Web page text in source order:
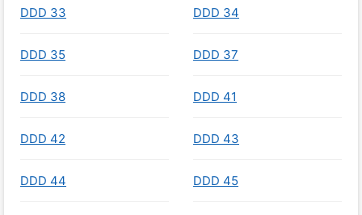
DDD 33 DDD 34
DDD 35 DDD 37
DDD 38 DDD 41
DDD 42 DDD 43
DDD 44 DDD 45